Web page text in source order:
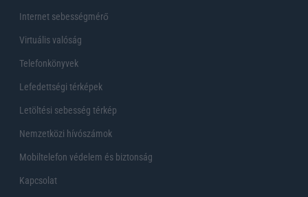
Internet sebességmérő
Virtuális valóság
Telefonkönyvek
Lefedettségi térképek
Letöltési sebesség térkép
Nemzetközi hívószámok
Mobiltelefon védelem és biztonság
Kapcsolat